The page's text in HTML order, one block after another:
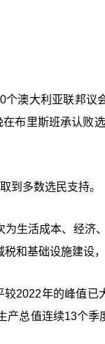
澳大利亚联邦议
布里斯班承认败
到多数选民支持。
生活成本、经济
和基础设施建设
2022年的峰值已
产总值连续13个